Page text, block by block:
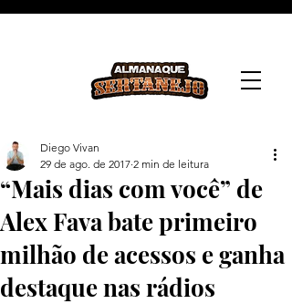
“Mais dias com você” de
Alex Fava bate primeiro
milhão de acessos e ganha
destaque nas rádios
Diego Vivan
29 de ago. de 2017 2 min de leitura